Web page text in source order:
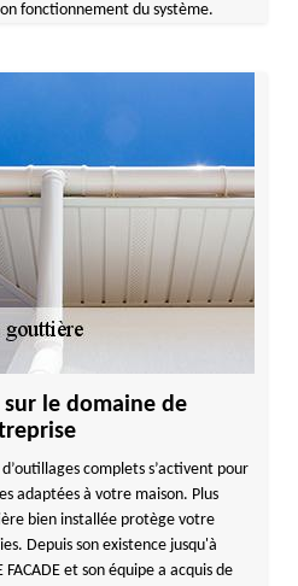
fonctionnement du système.
le domaine de
complets s’activent pour
adaptées à votre maison. Plus
bien installée protège votre
Depuis son existence jusqu'à
et son équipe a acquis de